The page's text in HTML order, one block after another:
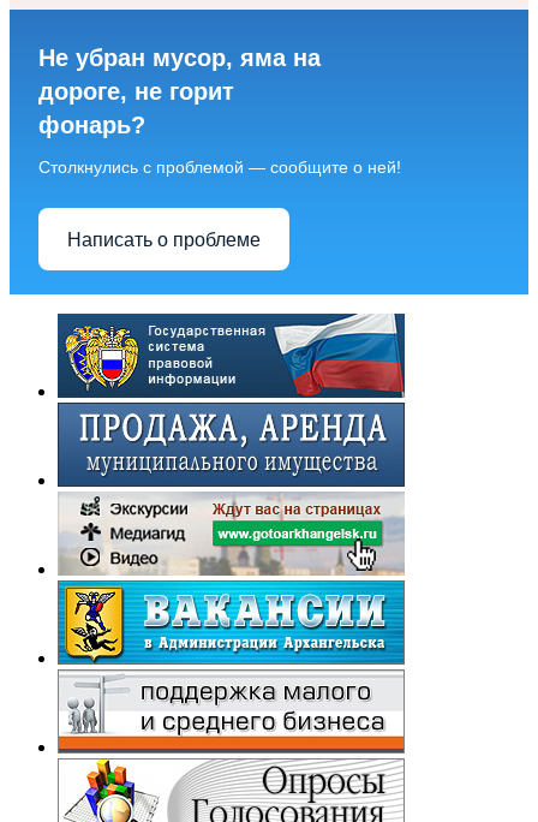
Не убран мусор, яма на
дороге, не горит
фонарь?
Столкнулись с проблемой — сообщите о ней!
Написать о проблеме